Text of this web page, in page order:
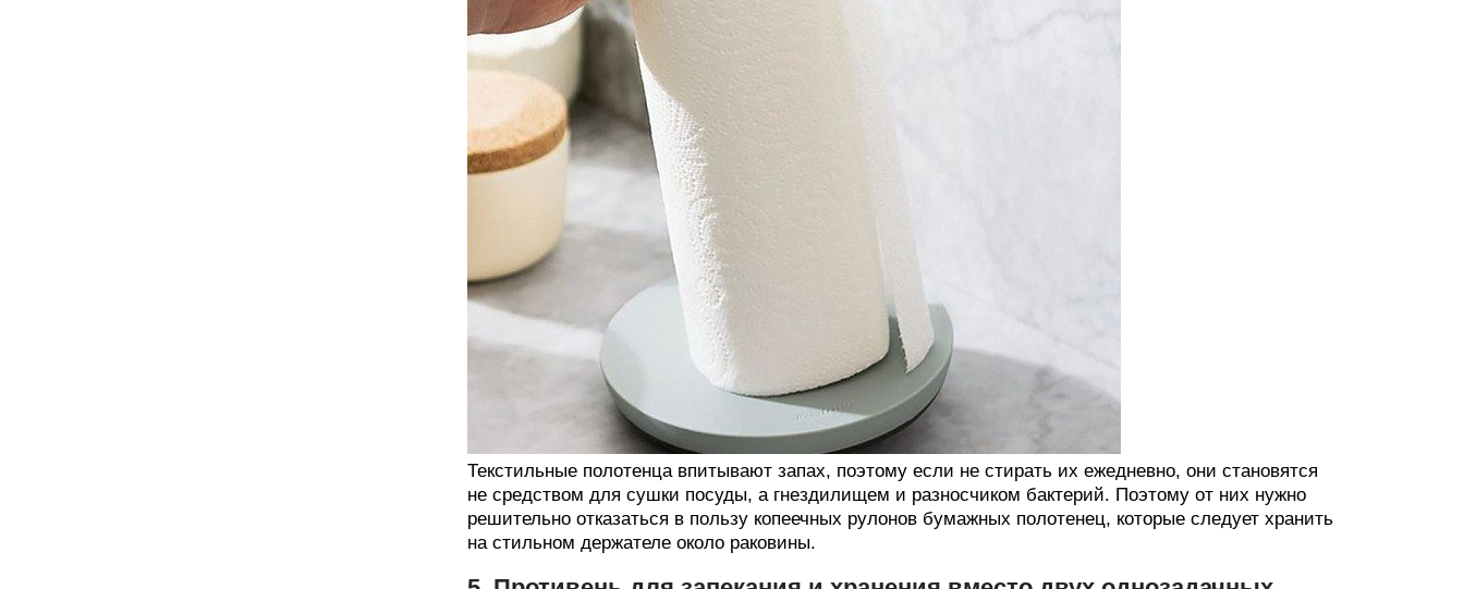
Текстильные полотенца впитывают запах, поэтому если не стирать их ежедневно, они становятся
не средством для сушки посуды, а гнездилищем и разносчиком бактерий. Поэтому от них нужно
решительно отказаться в пользу копеечных рулонов бумажных полотенец, которые следует хранить
на стильном держателе около раковины.